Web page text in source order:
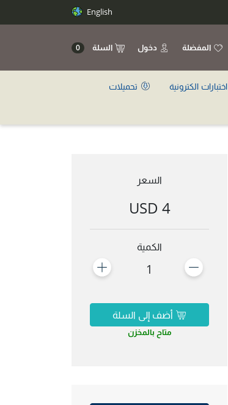
English
المفضلة دخول السلة 0
اختبارات الكترونية
تحميلات
السعر
4 USD
الكمية
1
أضف إلى السلة
متاح بالمخزن